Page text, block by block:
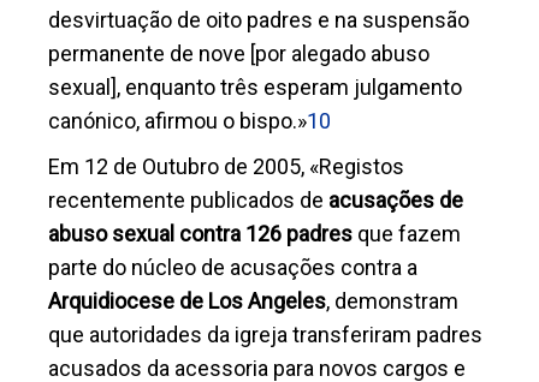
desvirtuação de oito padres e na suspensão
permanente de nove [por alegado abuso
sexual], enquanto três esperam julgamento
canónico, afirmou o bispo.»10
Em 12 de Outubro de 2005, «Registos
recentemente publicados de acusações de
abuso sexual contra 126 padres que fazem
parte do núcleo de acusações contra a
Arquidiocese de Los Angeles, demonstram
que autoridades da igreja transferiram padres
acusados da acessoria para novos cargos e